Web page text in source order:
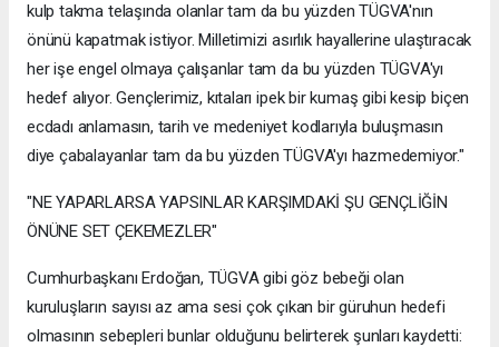
kulp takma telaşında olanlar tam da bu yüzden TÜGVA'nın
önünü kapatmak istiyor. Milletimizi asırlık hayallerine ulaştıracak
her işe engel olmaya çalışanlar tam da bu yüzden TÜGVA'yı
hedef alıyor. Gençlerimiz, kıtaları ipek bir kumaş gibi kesip biçen
ecdadı anlamasın, tarih ve medeniyet kodlarıyla buluşmasın
diye çabalayanlar tam da bu yüzden TÜGVA'yı hazmedemiyor."
"NE YAPARLARSA YAPSINLAR KARŞIMDAKİ ŞU GENÇLİĞİN
ÖNÜNE SET ÇEKEMEZLER"
Cumhurbaşkanı Erdoğan, TÜGVA gibi göz bebeği olan
kuruluşların sayısı az ama sesi çok çıkan bir güruhun hedefi
olmasının sebepleri bunlar olduğunu belirterek şunları kaydetti: